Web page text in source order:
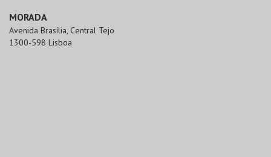
MORADA
Avenida Brasília, Central Tejo
1300-598 Lisboa